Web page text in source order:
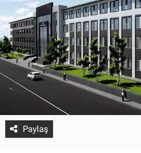
Paylaş